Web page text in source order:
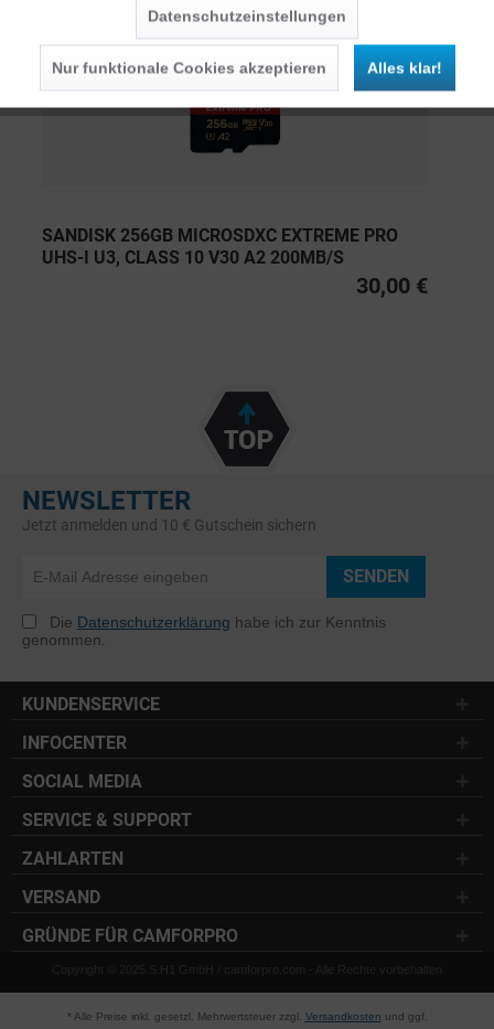
SANDISK 256GB MICROSDXC EXTREME PRO
UHS-I U3, CLASS 10 V30 A2 200MB/S
30,00 €
NEWSLETTER
Jetzt anmelden und 10 € Gutschein sichern
SENDEN
Die Datenschutzerklärung habe ich zur Kenntnis
genommen.
KUNDENSERVICE
INFOCENTER
SOCIAL MEDIA
SERVICE & SUPPORT
ZAHLARTEN
VERSAND
GRÜNDE FÜR CAMFORPRO
Copyright © 2025 S.H1 GmbH / camforpro.com - Alle Rechte vorbehalten
* Alle Preise inkl. gesetzl. Mehrwertsteuer zzgl. Versandkosten und ggf.
Datenschutzeinstellungen
Nur funktionale Cookies akzeptieren Alles klar!